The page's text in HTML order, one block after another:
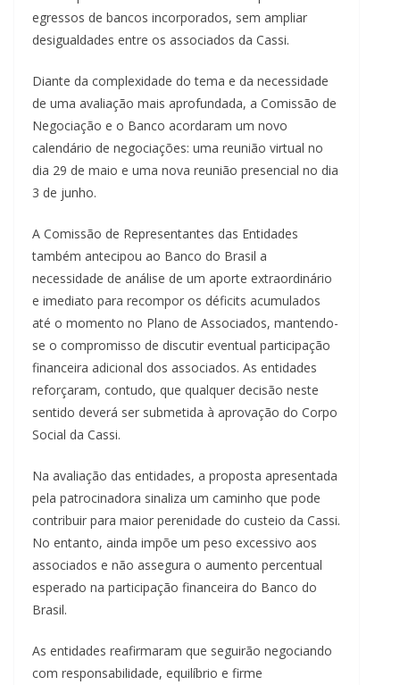
egressos de bancos incorporados, sem ampliar
desigualdades entre os associados da Cassi.
Diante da complexidade do tema e da necessidade
de uma avaliação mais aprofundada, a Comissão de
Negociação e o Banco acordaram um novo
calendário de negociações: uma reunião virtual no
dia 29 de maio e uma nova reunião presencial no dia
3 de junho.
A Comissão de Representantes das Entidades
também antecipou ao Banco do Brasil a
necessidade de análise de um aporte extraordinário
e imediato para recompor os déficits acumulados
até o momento no Plano de Associados, mantendo-
se o compromisso de discutir eventual participação
financeira adicional dos associados. As entidades
reforçaram, contudo, que qualquer decisão neste
sentido deverá ser submetida à aprovação do Corpo
Social da Cassi.
Na avaliação das entidades, a proposta apresentada
pela patrocinadora sinaliza um caminho que pode
contribuir para maior perenidade do custeio da Cassi.
No entanto, ainda impõe um peso excessivo aos
associados e não assegura o aumento percentual
esperado na participação financeira do Banco do
Brasil.
As entidades reafirmaram que seguirão negociando
com responsabilidade, equilíbrio e firme